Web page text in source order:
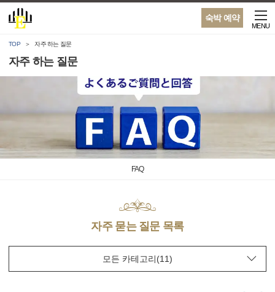
숙박 예약
MENU
TOP 자주 하는 질문
자주 하는 질문
FAQ
자주 묻는 질문 목록